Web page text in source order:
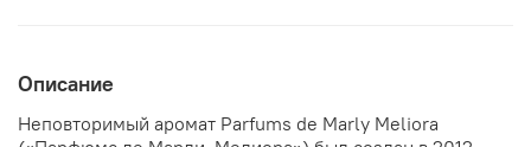
Описание
Неповторимый аромат Parfums de Marly Meliora